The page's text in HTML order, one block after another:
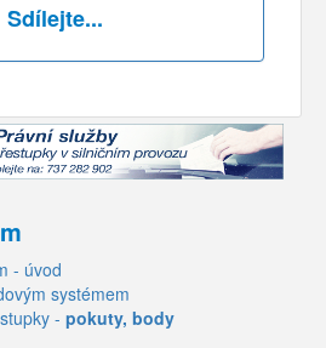
Sdílejte...
- úvod
systémem
- pokuty, body